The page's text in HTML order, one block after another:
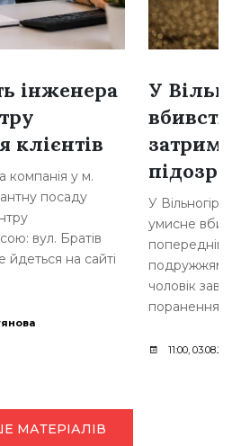
інженера
клієнтів
компанія у м.
посаду
вул. Братів
на сайті
У
У
умисне
подружжям
чоловік
поранення.
11:00,
МАТЕРІАЛІВ